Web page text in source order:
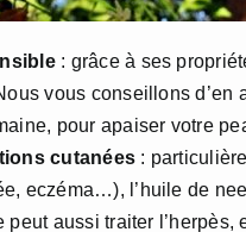
: grâce à ses
vous conseillons
pour apaiser votre
cutanées :
eczéma…), l’huile de
aussi traiter l’herpès,